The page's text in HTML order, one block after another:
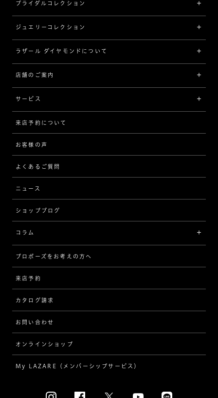
ブライダルコレクション
婚約指輪（エンゲージリング）
[素材から選ぶ]
プラチナ
イエローゴールド
コンビネーション
[フォルムから選ぶ]
ストレート
ウェーブ
V字
[セッテイングから選ぶ]
ソリテール
ワンサイドメレ
ダブルサイドメレ
ラインメレ
人気の婚約指輪
結婚指輪（マリッジリング）
[素材から選ぶ]
ジュエリーコレクション
ジュエリーコレクショントップ
ジュエリー一覧
リング
ネックレス/ペンダント
ピアス/イヤリング
ブレスレット
ラザール ダイヤモンドについて
ラザール ダイヤモンドについて
品質
歴史
企業の取り組み
店舗のご案内
サービス
サービスについて
アフターサービス
MESSAGE IN DIAMOND
品質保証
ブライダルアイテム
来店予約について
お客様の声
よくあるご質問
ニュース
ショップブログ
コラム
インタビュー
指輪
ダイヤモンド
プロポーズ
結婚式
プロポーズをお考えの方へ
来店予約
カタログ請求
お問い合わせ
オンラインショップ
My LAZARE（メンバーシップサービス）